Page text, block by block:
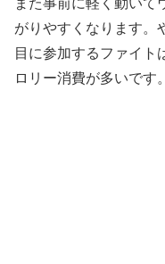
また事前に軽く動いて
がりやすくなります。
目に参加するファイト
ロリー消費が多いです